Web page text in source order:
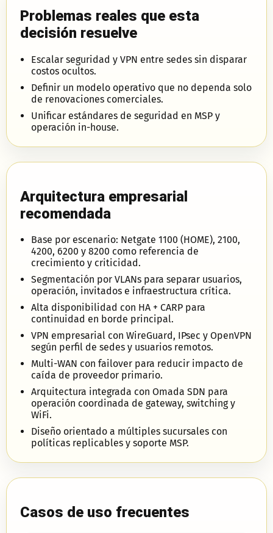
Problemas reales que esta
decisión resuelve
Escalar seguridad y VPN entre sedes sin disparar
costos ocultos.
Definir un modelo operativo que no dependa solo
de renovaciones comerciales.
Unificar estándares de seguridad en MSP y
operación in-house.
Arquitectura empresarial
recomendada
Base por escenario: Netgate 1100 (HOME), 2100,
4200, 6200 y 8200 como referencia de
crecimiento y criticidad.
Segmentación por VLANs para separar usuarios,
operación, invitados e infraestructura crítica.
Alta disponibilidad con HA + CARP para
continuidad en borde principal.
VPN empresarial con WireGuard, IPsec y OpenVPN
según perfil de sedes y usuarios remotos.
Multi-WAN con failover para reducir impacto de
caída de proveedor primario.
Arquitectura integrada con Omada SDN para
operación coordinada de gateway, switching y
WiFi.
Diseño orientado a múltiples sucursales con
políticas replicables y soporte MSP.
Casos de uso frecuentes